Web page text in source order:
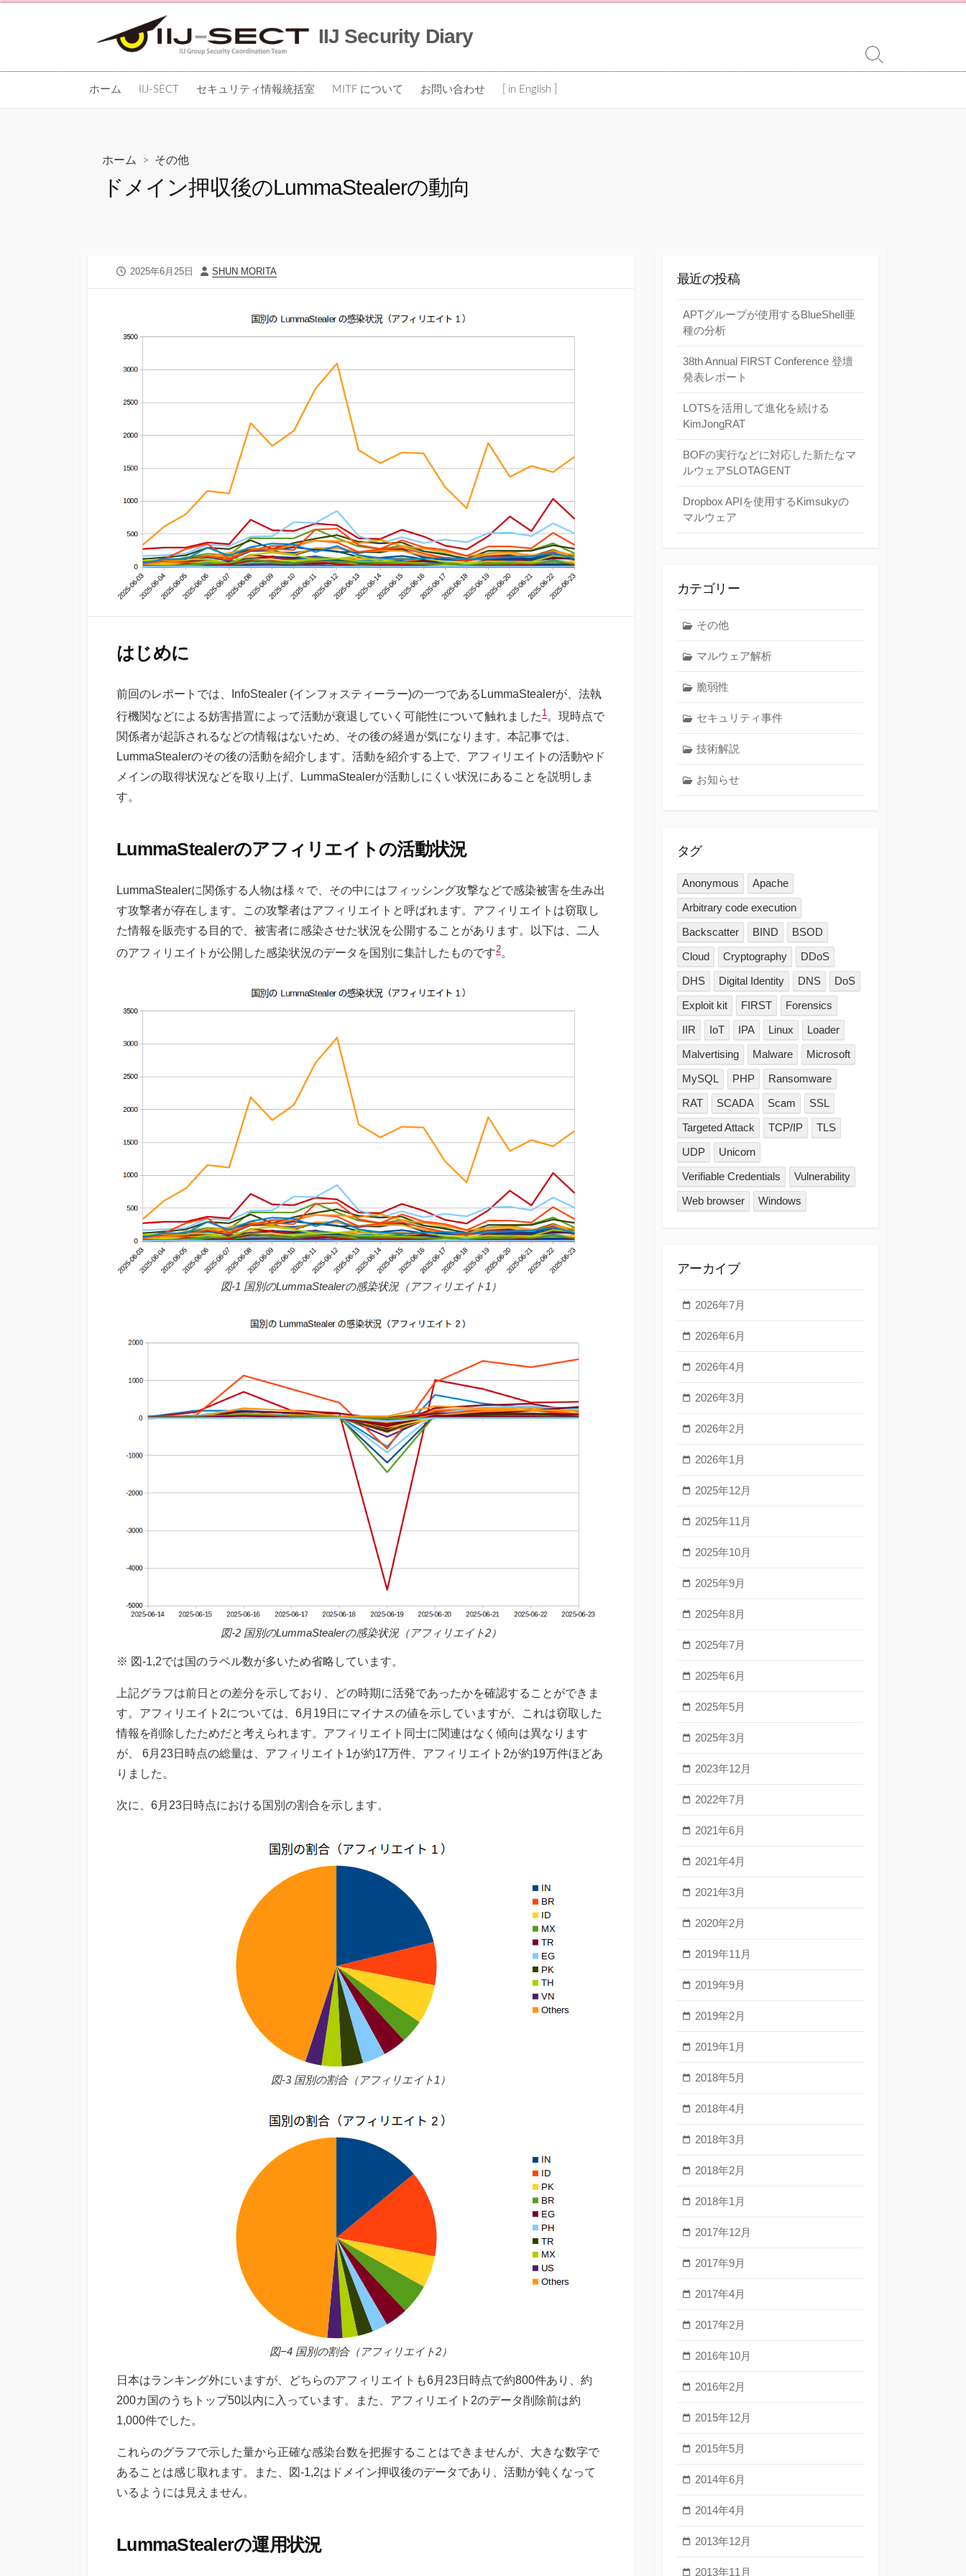
IIJ Security Diary
ホーム IIJ-SECT セキュリティ情報統括室 MITF について お問い合わせ [ in English ]
検
索
ホーム > その他
ドメイン押収後のLummaStealerの動向
公
2025年6月25日
投
SHUN MORITA
はじめに
前回のレポートでは、InfoStealer (インフォスティーラー)の一つであるLummaStealerが、法執
行機関などによる妨害措置によって活動が衰退していく可能性について触れました 1 。現時点で
関係者が起訴されるなどの情報はないため、その後の経過が気になります。本記事では、
LummaStealerのその後の活動を紹介します。活動を紹介する上で、アフィリエイトの活動やド
メインの取得状況などを取り上げ、LummaStealerが活動しにくい状況にあることを説明しま
す。
LummaStealerのアフィリエイトの活動状況
LummaStealerに関係する人物は様々で、その中にはフィッシング攻撃などで感染被害を生み出
す攻撃者が存在します。この攻撃者はアフィリエイトと呼ばれます。アフィリエイトは窃取し
た情報を販売する目的で、被害者に感染させた状況を公開することがあります。以下は、二人
のアフィリエイトが公開した感染状況のデータを国別に集計したものです2。
図-1 国別のLummaStealerの感染状況（アフィリエイト1）
図-2 国別のLummaStealerの感染状況（アフィリエイト2）
※ 図-1,2では国のラベル数が多いため省略しています。
上記グラフは前日との差分を示しており、どの時期に活発であったかを確認することができま
す。アフィリエイト2については、6月19日にマイナスの値を示していますが、これは窃取した
情報を削除したためだと考えられます。アフィリエイト同士に関連はなく傾向は異なります
が、 6月23日時点の総量は、アフィリエイト1が約17万件、アフィリエイト2が約19万件ほどあ
りました。
次に、6月23日時点における国別の割合を示します。
図-3 国別の割合（アフィリエイト1）
図−4 国別の割合（アフィリエイト2）
日本はランキング外にいますが、どちらのアフィリエイトも6月23日時点で約800件あり、約
200カ国のうちトップ50以内に入っています。また、アフィリエイト2のデータ削除前は約
1,000件でした。
これらのグラフで示した量から正確な感染台数を把握することはできませんが、大きな数字で
あることは感じ取れます。また、図-1,2はドメイン押収後のデータであり、活動が鈍くなって
いるようには見えません。
LummaStealerの運用状況
最近の投稿
APTグループが使用するBlueShell亜
種の分析
38th Annual FIRST Conference 登壇
発表レポート
LOTSを活用して進化を続ける
KimJongRAT
BOFの実行などに対応した新たなマ
ルウェアSLOTAGENT
Dropbox APIを使用するKimsukyの
マルウェア
カテゴリー
その他
マルウェア解析
脆弱性
セキュリティ事件
技術解説
お知らせ
タグ
Anonymous
Apache
Arbitrary code execution
Backscatter
BIND
BSOD
Cloud
Cryptography
DDoS
DHS
Digital Identity DNS
DoS
Exploit kit
FIRST
Forensics
IIR
IoT IPA Linux
Loader
Malvertising
Malware
Microsoft
MySQL
PHP
Ransomware
RAT
SCADA Scam
SSL
Targeted Attack
TCP/IP
TLS
UDP
Unicorn
Verifiable Credentials
Vulnerability
Web browser
Windows
アーカイブ
2026年7月
2026年6月
2026年4月
2026年3月
2026年2月
2026年1月
2025年12月
2025年11月
2025年10月
2025年9月
2025年8月
2025年7月
2025年6月
2025年5月
2025年3月
2023年12月
2022年7月
2021年6月
2021年4月
2021年3月
2020年2月
2019年11月
2019年9月
2019年2月
2019年1月
2018年5月
2018年4月
2018年3月
2018年2月
2018年1月
2017年12月
2017年9月
2017年4月
2017年2月
2016年10月
2016年2月
2015年12月
2015年5月
2014年6月
2014年4月
2013年12月
2013年11月